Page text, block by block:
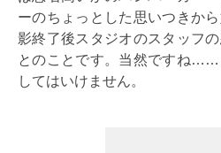
ーのちょっとした思いつきか
影終了後スタジオのスタッフ
とのことです。当然ですね……
してはいけません。